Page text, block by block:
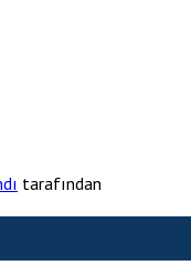
tarafından